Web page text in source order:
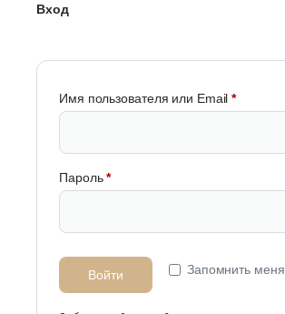
Вход
Имя пользователя или Email*
Пароль*
Запомнить меня
Войти